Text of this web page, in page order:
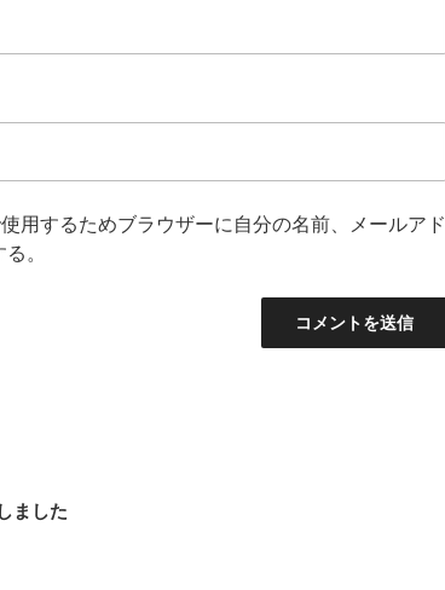
用するためブラウザーに自分の名前、メールアド
。
ました